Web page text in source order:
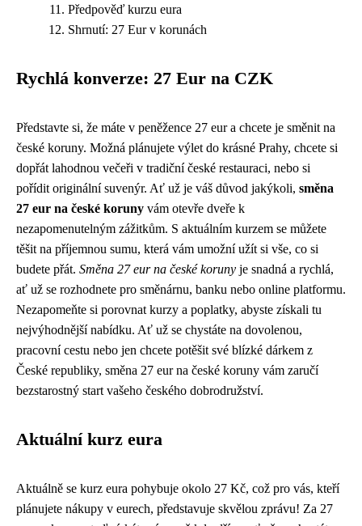
Předpověď kurzu eura
Shrnutí: 27 Eur v korunách
Rychlá konverze: 27 Eur na CZK
Představte si, že máte v peněžence 27 eur a chcete je směnit na
české koruny. Možná plánujete výlet do krásné Prahy, chcete si
dopřát lahodnou večeři v tradiční české restauraci, nebo si
pořídit originální suvenýr. Ať už je váš důvod jakýkoli, směna
27 eur na české koruny vám otevře dveře k
nezapomenutelným zážitkům. S aktuálním kurzem se můžete
těšit na příjemnou sumu, která vám umožní užít si vše, co si
budete přát. Směna 27 eur na české koruny je snadná a rychlá,
ať už se rozhodnete pro směnárnu, banku nebo online platformu.
Nezapomeňte si porovnat kurzy a poplatky, abyste získali tu
nejvýhodnější nabídku. Ať už se chystáte na dovolenou,
pracovní cestu nebo jen chcete potěšit své blízké dárkem z
České republiky, směna 27 eur na české koruny vám zaručí
bezstarostný start vašeho českého dobrodružství.
Aktuální kurz eura
Aktuálně se kurz eura pohybuje okolo 27 Kč, což pro vás, kteří
plánujete nákupy v eurech, představuje skvělou zprávu! Za 27